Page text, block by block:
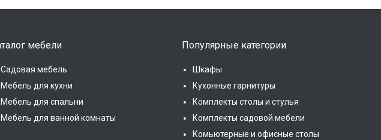
мебели
Садовая мебель
Мебель для кухни
Мебель для спальни
Мебель для ванной комнаты
Популярные категории
Шкафы
Кухонные гарнитуры
Комплекты столы и стулья
Комплекты садовой мебели
Комьютерные и офисные столы